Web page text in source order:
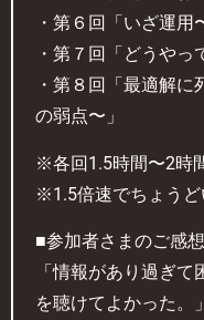
・第６回「いざ運用
・第７回「どうやっ
・第８回「最適解
の弱点〜」
※各回1.5時間〜2時
※1.5倍速でちょうど
■参加者さまのご感想
「情報があり過ぎ
を聴けてよかった。」